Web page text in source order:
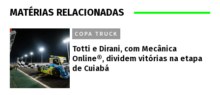
MATÉRIAS RELACIONADAS
COPA TRUCK
Totti e Dirani, com Mecânica
Online®, dividem vitórias na etapa
de Cuiabá